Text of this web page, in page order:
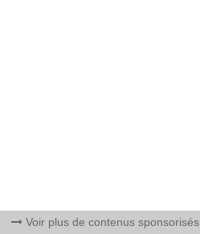
Voir plus de contenus sponsorisés